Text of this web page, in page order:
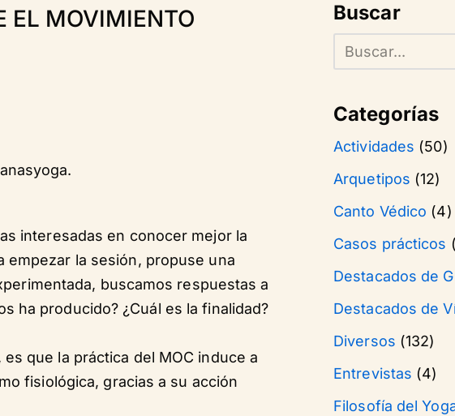
EL MOVIMIENTO
interesadas en conocer mejor la
empezar la sesión, propuse una
buscamos respuestas a
ha producido? ¿Cuál es la finalidad?
que la práctica del MOC induce a
fisiológica, gracias a su acción
Buscar
Categorías
Actividades (50)
Arquetipos (12)
Canto Védico (4)
Casos prácticos
Destacados de
Destacados de
Diversos (132)
Entrevistas (4)
Filosofía del